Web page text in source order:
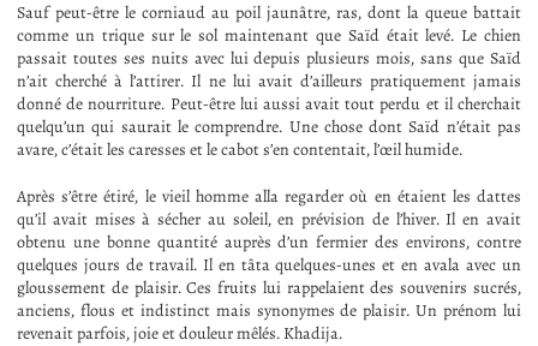
Sauf peut-être le corniaud au poil jaunâtre, ras, dont la queue battait
comme un trique sur le sol maintenant que Saïd était levé. Le chien
passait toutes ses nuits avec lui depuis plusieurs mois, sans que Saïd
n’ait cherché à l’attirer. Il ne lui avait d’ailleurs pratiquement jamais
donné de nourriture. Peut-être lui aussi avait tout perdu et il cherchait
quelqu’un qui saurait le comprendre. Une chose dont Saïd n’était pas
avare, c’était les caresses et le cabot s’en contentait, l’œil humide.
Après s’être étiré, le vieil homme alla regarder où en étaient les dattes
qu’il avait mises à sécher au soleil, en prévision de l’hiver. Il en avait
obtenu une bonne quantité auprès d’un fermier des environs, contre
quelques jours de travail. Il en tâta quelques-unes et en avala avec un
gloussement de plaisir. Ces fruits lui rappelaient des souvenirs sucrés,
anciens, flous et indistinct mais synonymes de plaisir. Un prénom lui
revenait parfois, joie et douleur mêlés. Khadija.